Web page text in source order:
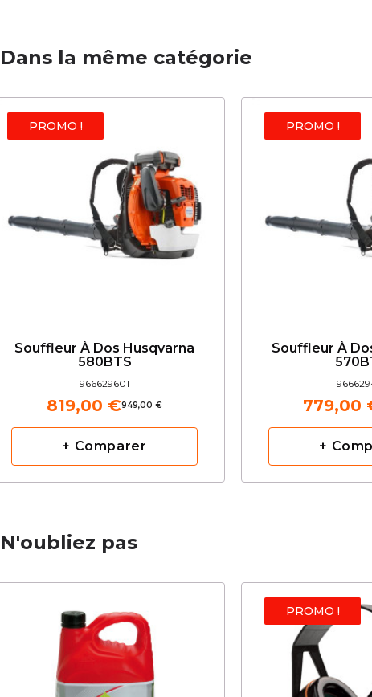
Dans la même catégorie
PROMO !
Souffleur À Dos Husqvarna
580BTS
966629601
949,00 €
819,00 €
+ Comparer
PROMO !
Souffleur À
779,00
+
N'oubliez pas
PROMO !